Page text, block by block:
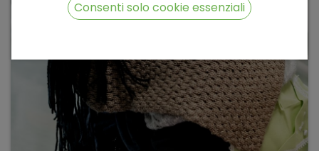
Consenti solo cookie essenziali